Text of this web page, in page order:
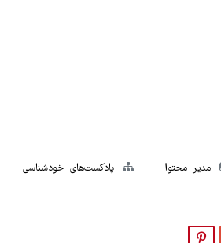
مدیر محتوا
پادکست‌های خودشناسی